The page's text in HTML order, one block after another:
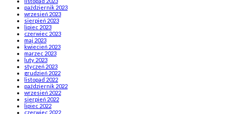
październik 2023
wrzesień 2023
sierpień 2023
lipiec 2023
czerwiec 2023
maj 2023
kwiecień 2023
marzec 2023
luty 2023
styczeń 2023
grudzień 2022
listopad 2022
październik 2022
wrzesień 2022
sierpień 2022
lipiec 2022
czerwiec 2022